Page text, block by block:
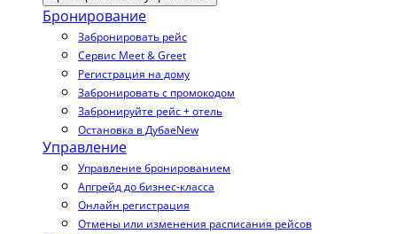
Бронирование
Забронировать рейс
Сервис Meet & Greet
Регистрация на дому
Забронировать с промокодом
Забронируйте рейс + отель
Остановка в ДубаеNew
Управление
Управление бронированием
Апгрейд до бизнес-класса
Онлайн регистрация
Отмены или изменения расписания рейсов